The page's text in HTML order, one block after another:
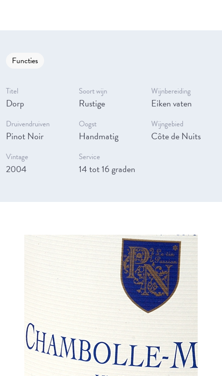
Functies
Titel
Dorp
Soort wijn
Rustige
Wijnbereiding
Eiken vaten
Druivendruiven
Pinot Noir
Oogst
Handmatig
Wijngebied
Côte de Nuits
Vintage
2004
Service
14 tot 16 graden